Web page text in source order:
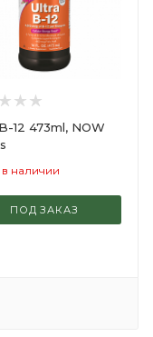
12 473ml, NOW
в наличии
ПОД ЗАКАЗ